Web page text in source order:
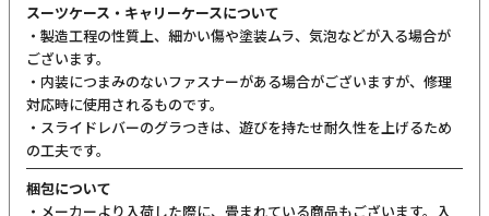
スーツケース・キャリーケースについて
・製造工程の性質上、細かい傷や塗装ムラ、気泡などが入る場合が
ございます。
・内装につまみのないファスナーがある場合がございますが、修理
対応時に使用されるものです。
・スライドレバーのグラつきは、遊びを持たせ耐久性を上げるため
の工夫です。
梱包について
・メーカーより入荷した際に、畳まれている商品もございます。入